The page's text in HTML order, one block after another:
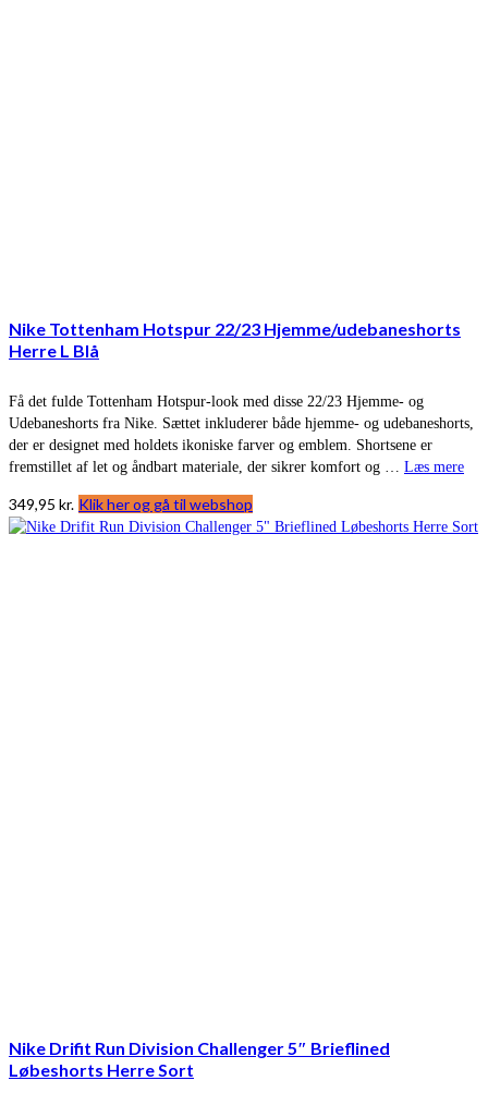
Nike Tottenham Hotspur 22/23 Hjemme/udebaneshorts
Herre L Blå
Få det fulde Tottenham Hotspur-look med disse 22/23 Hjemme- og
Udebaneshorts fra Nike. Sættet inkluderer både hjemme- og udebaneshorts,
der er designet med holdets ikoniske farver og emblem. Shortsene er
fremstillet af let og åndbart materiale, der sikrer komfort og … Læs mere
349,95 kr. Klik her og gå til webshop
Nike Drifit Run Division Challenger 5″ Brieflined
Løbeshorts Herre Sort